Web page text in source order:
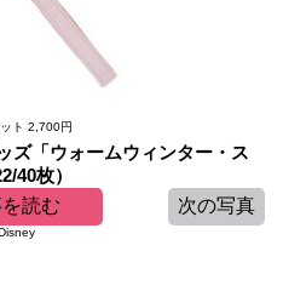
ト 2,700円
ズ「ウォームウィンター・ス
40枚）
読む 次の写真